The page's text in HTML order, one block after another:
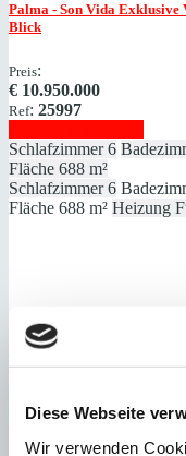
Diese Webseite
Wir verwenden
Palma - Son Vida Exklusive
Blick
Preis:
€ 10.950.000
Ref: 25997
Schlafzimmer 6
Fläche 688 m²
Schlafzimmer 6
Fläche 688 m² Heizung
Cas Catalá
Fantastisch
Aussicht
Preis:
Ref:20279